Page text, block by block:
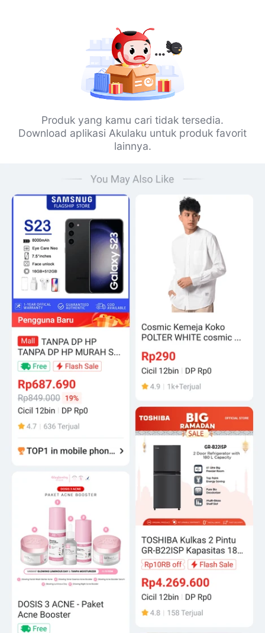
Produk yang kamu cari tidak tersedia.
Download aplikasi Akulaku untuk produk favorit
lainnya.